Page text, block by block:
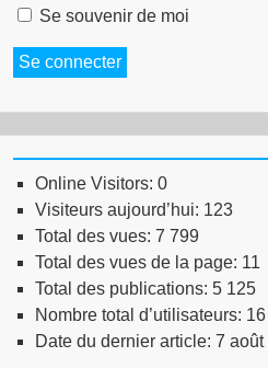
Se souvenir de moi
Se connecter
Online Visitors: 0
Visiteurs aujourd’hui: 123
Total des vues: 7 799
Total des vues de la page: 11
Total des publications: 5 125
Nombre total d’utilisateurs: 16
Date du dernier article: 7 août